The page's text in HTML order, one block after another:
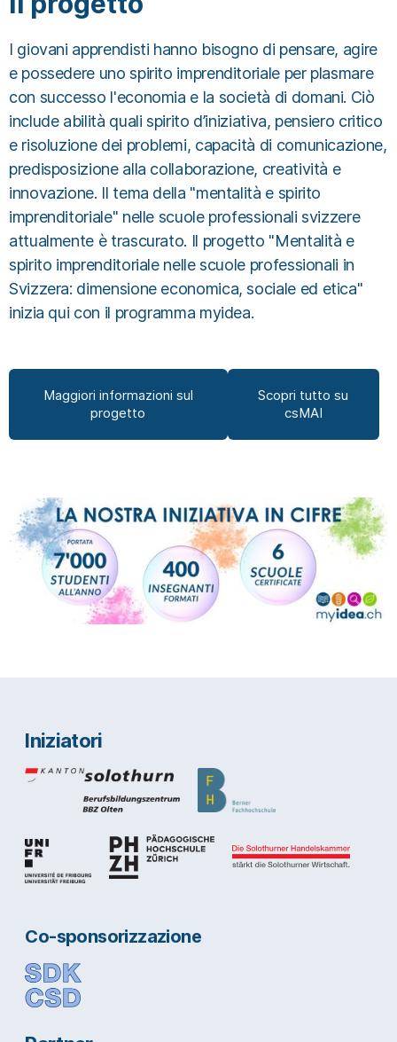
I giovani apprendisti hanno bisogno di pensare, agire
e possedere uno spirito imprenditoriale per plasmare
con successo l'economia e la società di domani. Ciò
include abilità quali spirito d’iniziativa, pensiero critico
e risoluzione dei problemi, capacità di comunicazione,
predisposizione alla collaborazione, creatività e
innovazione. Il tema della "mentalità e spirito
imprenditoriale" nelle scuole professionali svizzere
attualmente è trascurato. Il progetto "Mentalità e
spirito imprenditoriale nelle scuole professionali in
Svizzera: dimensione economica, sociale ed etica"
inizia qui con il programma myidea.
Maggiori informazioni sul
progetto
Scopri tutto su
csMAI
Iniziatori
Co-sponsorizzazione